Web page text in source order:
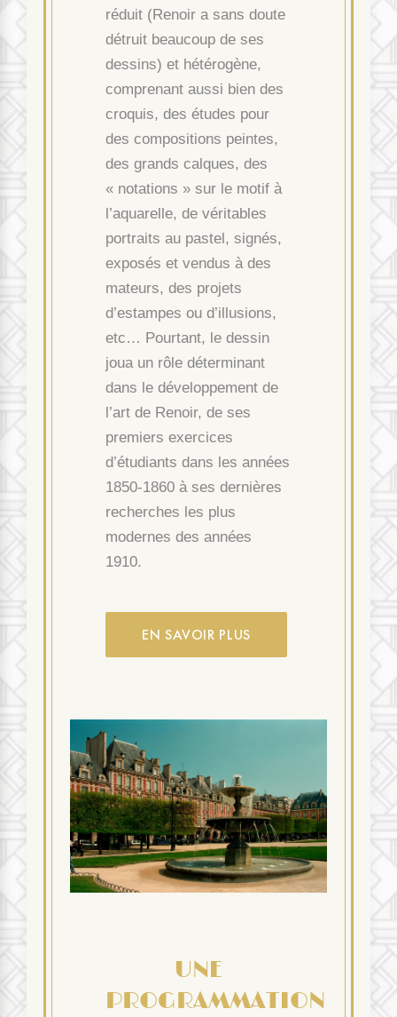
réduit (Renoir a sans doute
détruit beaucoup de ses
dessins) et hétérogène,
comprenant aussi bien des
croquis, des études pour
des compositions peintes,
des grands calques, des
« notations » sur le motif à
l’aquarelle, de véritables
portraits au pastel, signés,
exposés et vendus à des
mateurs, des projets
d’estampes ou d’illusions,
etc… Pourtant, le dessin
joua un rôle déterminant
dans le développement de
l’art de Renoir, de ses
premiers exercices
d’étudiants dans les années
1850-1860 à ses dernières
recherches les plus
modernes des années
1910.
EN SAVOIR PLUS
UNE
PROGRAMMATION